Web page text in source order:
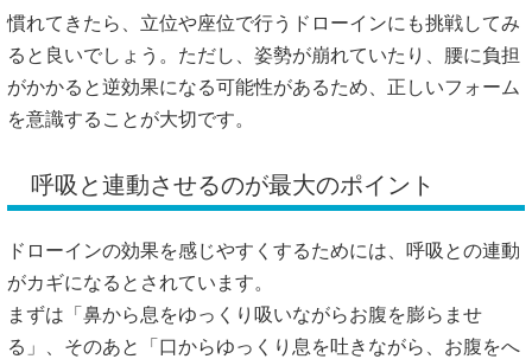
慣れてきたら、立位や座位で行うドローインにも挑戦してみ
ると良いでしょう。ただし、姿勢が崩れていたり、腰に負担
がかかると逆効果になる可能性があるため、正しいフォーム
を意識することが大切です。
呼吸と連動させるのが最大のポイント
ドローインの効果を感じやすくするためには、呼吸との連動
がカギになるとされています。
まずは「鼻から息をゆっくり吸いながらお腹を膨らませ
る」、そのあと「口からゆっくり息を吐きながら、お腹をへ